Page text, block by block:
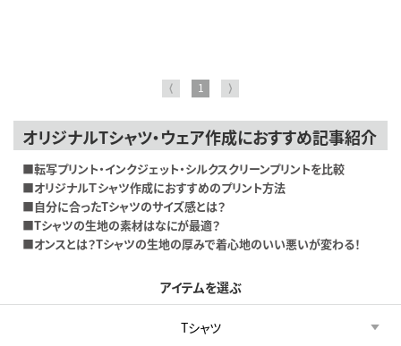
⟨ 1 ⟩
オリジナルTシャツ・ウェア作成におすすめ記事紹介
■転写プリント・インクジェット・シルクスクリーンプリントを比較
■オリジナルＴシャツ作成におすすめのプリント方法
■自分に合ったTシャツのサイズ感とは？
■Tシャツの生地の素材はなにが最適？
■オンスとは？Tシャツの生地の厚みで着心地のいい悪いが変わる！
アイテムを選ぶ
Tシャツ